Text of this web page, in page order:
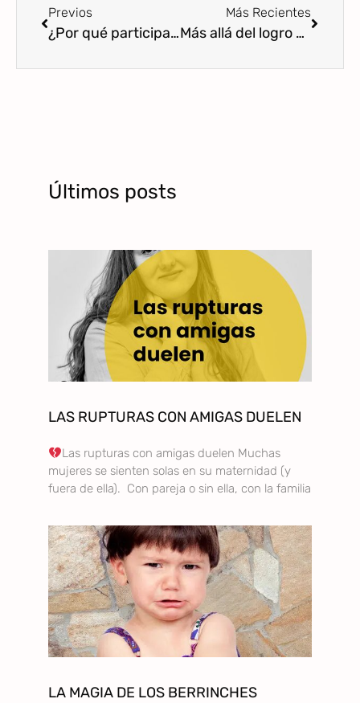
Previos
¿Por qué participamos en relaciones interesadas, aun sabiendo que son tóxicas?
Más Recientes
Más allá del logro de objetivos: las personas.
Últimos posts
LAS RUPTURAS CON AMIGAS DUELEN
Las rupturas con amigas duelen Muchas
mujeres se sienten solas en su maternidad (y
fuera de ella). Con pareja o sin ella, con la familia
LA MAGIA DE LOS BERRINCHES